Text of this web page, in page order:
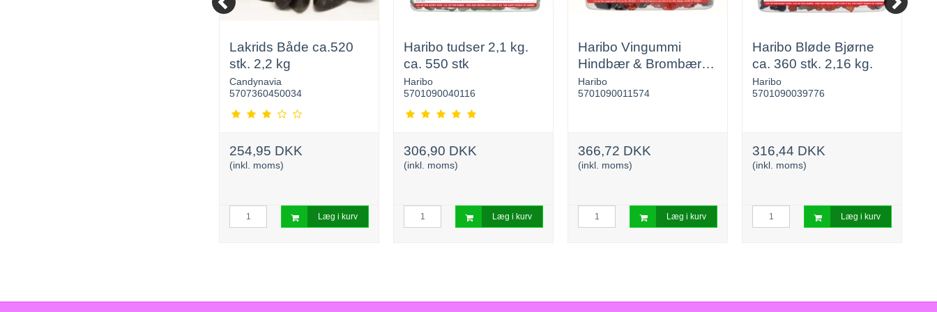
Lakrids Både ca.520
stk. 2,2 kg
Candynavia
5707360450034
254,95 DKK
(inkl. moms)
Læg i kurv
Haribo tudser 2,1 kg.
ca. 550 stk
Haribo
5701090040116
306,90 DKK
(inkl. moms)
Læg i kurv
Haribo Vingummi
Hindbær & Brombær
2,7 kg
Haribo
5701090011574
366,72 DKK
(inkl. moms)
Læg i kurv
Haribo Bløde Bjørne
ca. 360 stk. 2,16 kg.
Haribo
5701090039776
316,44 DKK
(inkl. moms)
Læg i kurv